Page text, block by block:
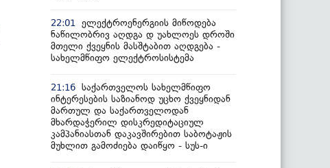
22:01
ელექტროენერგიის მიწოდება
ნაწილობრივ აღდგა დ უახლოეს დროში
მთელი ქვეყნის მასშტაბით აღდგება -
სახელმწიფო ელექტროსისტემა
21:16 საქართველოს სახელმწიფო
ინტერესების საზიანოდ უცხო ქვეყნიდან
მართულ და საქართველოდან
მხარდაჭერილ დისკრედიტაციულ
კამპანიასთან დაკავშირებით საბოტაჟის
მუხლით გამოძიება დაიწყო - სუს-ი